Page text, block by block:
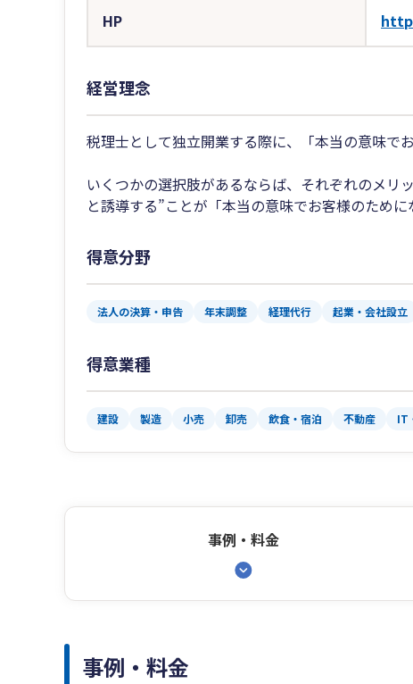
HP
経営理念
税理士として独立開業する際に、「本当の意味で
いくつかの選択肢があるならば、それぞれのメリ
と誘導する”ことが「本当の意味でお客様のために
得意分野
法人の決算・申告 年末調整 経理代行 起業・会社設立
得意業種
建設 製造 小売 卸売 飲食・宿泊 不動産 IT
事例・料金
事例・料金